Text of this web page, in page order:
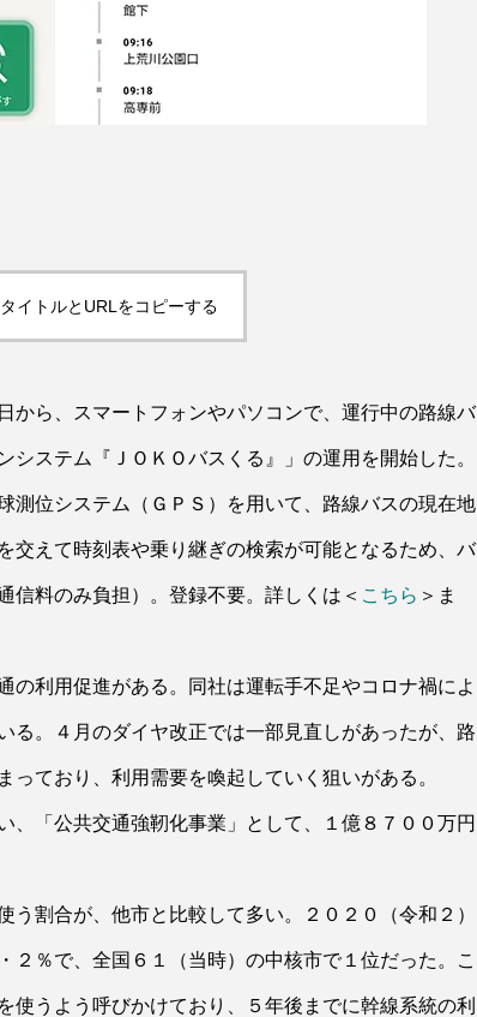
イトルとURLをコピーする
ら、スマートフォンやパソコンで、運行中の路線バ
システム『ＪＯＫＯバスくる』」の運用を開始した。
位システム（ＧＰＳ）を用いて、路線バスの現在地
交えて時刻表や乗り継ぎの検索が可能となるため、バ
信料のみ負担）。登録不要。詳しくは＜ こちら ＞ま
利用促進がある。同社は運転手不足やコロナ禍によ
る。４月のダイヤ改正では一部見直しがあったが、路
ており、利用需要を喚起していく狙いがある。
「公共交通強靭化事業」として、１億８７００万円
割合が、他市と比較して多い。２０２０（令和２）
２％で、全国６１（当時）の中核市で１位だった。こ
使うよう呼びかけており、５年後までに幹線系統の利